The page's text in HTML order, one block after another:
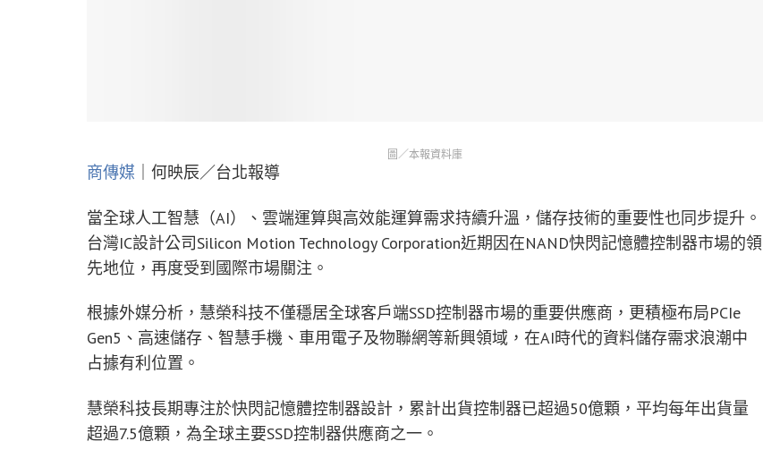
圖／本報資料庫
商傳媒 ｜何映辰／台北報導
當全球人工智慧（AI）、雲端運算與高效能運算需求持續升溫，儲存技術的重要性也同步提升。
台灣IC設計公司Silicon Motion Technology Corporation近期因在NAND快閃記憶體控制器市場的領
先地位，再度受到國際市場關注。
根據外媒分析，慧榮科技不僅穩居全球客戶端SSD控制器市場的重要供應商，更積極布局PCIe
Gen5、高速儲存、智慧手機、車用電子及物聯網等新興領域，在AI時代的資料儲存需求浪潮中
占據有利位置。
慧榮科技長期專注於快閃記憶體控制器設計，累計出貨控制器已超過50億顆，平均每年出貨量
超過7.5億顆，為全球主要SSD控制器供應商之一。